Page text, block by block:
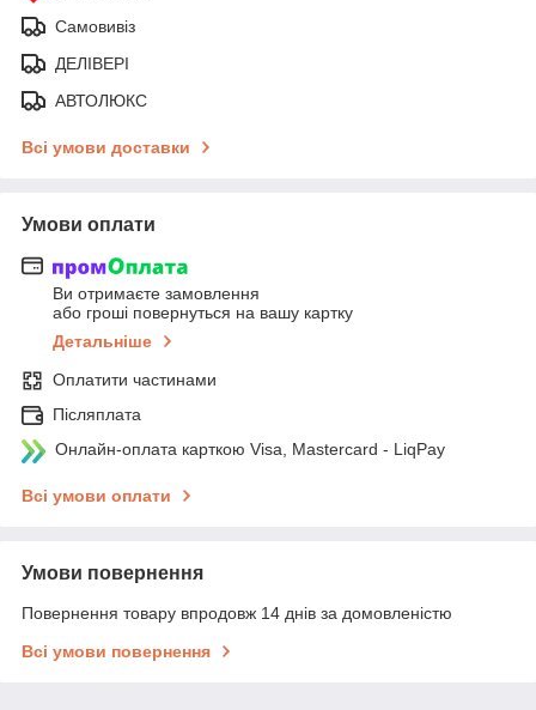
Самовивіз
ДЕЛІВЕРІ
АВТОЛЮКС
Всі умови доставки
Умови оплати
Ви отримаєте замовлення
або гроші повернуться на вашу картку
Детальніше
Оплатити частинами
Післяплата
Онлайн-оплата карткою Visa, Mastercard - LiqPay
Всі умови оплати
Умови повернення
Повернення товару впродовж 14 днів за домовленістю
Всі умови повернення